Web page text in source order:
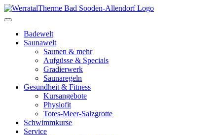
Toggle
navigationBadewelt
Saunawelt
Saunen & mehr
Aufgüsse & Specials
Gradierwerk
Saunaregeln
Gesundheit & Fitness
Kursangebote
Physiofit
Totes-Meer-Salzgrotte
Schwimmkurse
Service